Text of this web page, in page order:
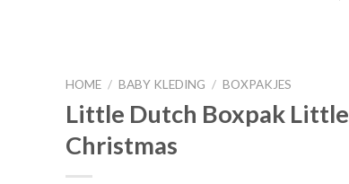
HOME / BABY KLEDING / BOXPAKJES
Little Dutch Boxpak Little
Christmas